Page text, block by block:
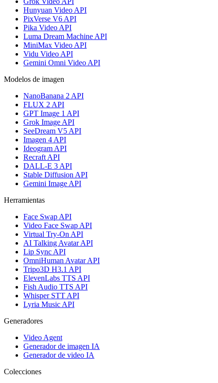
Hunyuan Video API
PixVerse V6 API
Pika Video API
Luma Dream Machine API
MiniMax Video API
Vidu Video API
Gemini Omni Video API
Modelos de imagen
NanoBanana 2 API
FLUX 2 API
GPT Image 1 API
Grok Image API
SeeDream V5 API
Imagen 4 API
Ideogram API
Recraft API
DALL-E 3 API
Stable Diffusion API
Gemini Image API
Herramientas
Face Swap API
Video Face Swap API
Virtual Try-On API
AI Talking Avatar API
Lip Sync API
OmniHuman Avatar API
Tripo3D H3.1 API
ElevenLabs TTS API
Fish Audio TTS API
Whisper STT API
Lyria Music API
Generadores
Video Agent
Generador de imagen IA
Generador de video IA
Colecciones